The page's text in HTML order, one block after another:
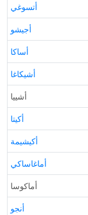
أتسوغي
أجيشو
أساكا
أشيكاغا
أشييا
أكيتا
أكيشيمة
أماغاساكي
أماكوسا
أنجو